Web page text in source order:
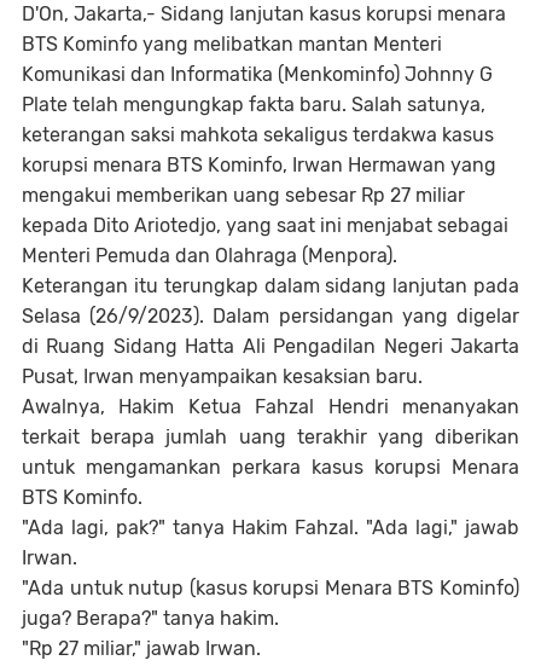
D'On, Jakarta,- Sidang lanjutan kasus korupsi menara
BTS Kominfo yang melibatkan mantan Menteri
Komunikasi dan Informatika (Menkominfo) Johnny G
Plate telah mengungkap fakta baru. Salah satunya,
keterangan saksi mahkota sekaligus terdakwa kasus
korupsi menara BTS Kominfo, Irwan Hermawan yang
mengakui memberikan uang sebesar Rp 27 miliar
kepada Dito Ariotedjo, yang saat ini menjabat sebagai
Menteri Pemuda dan Olahraga (Menpora).
Keterangan itu terungkap dalam sidang lanjutan pada
Selasa (26/9/2023). Dalam persidangan yang digelar
di Ruang Sidang Hatta Ali Pengadilan Negeri Jakarta
Pusat, Irwan menyampaikan kesaksian baru.
Awalnya, Hakim Ketua Fahzal Hendri menanyakan
terkait berapa jumlah uang terakhir yang diberikan
untuk mengamankan perkara kasus korupsi Menara
BTS Kominfo.
"Ada lagi, pak?" tanya Hakim Fahzal. "Ada lagi," jawab
Irwan.
"Ada untuk nutup (kasus korupsi Menara BTS Kominfo)
juga? Berapa?" tanya hakim.
"Rp 27 miliar," jawab Irwan.